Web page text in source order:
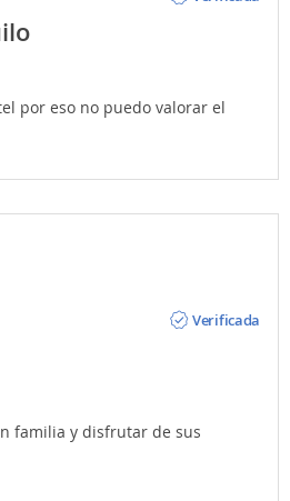
por eso no puedo valorar el
Verificada
familia y disfrutar de sus